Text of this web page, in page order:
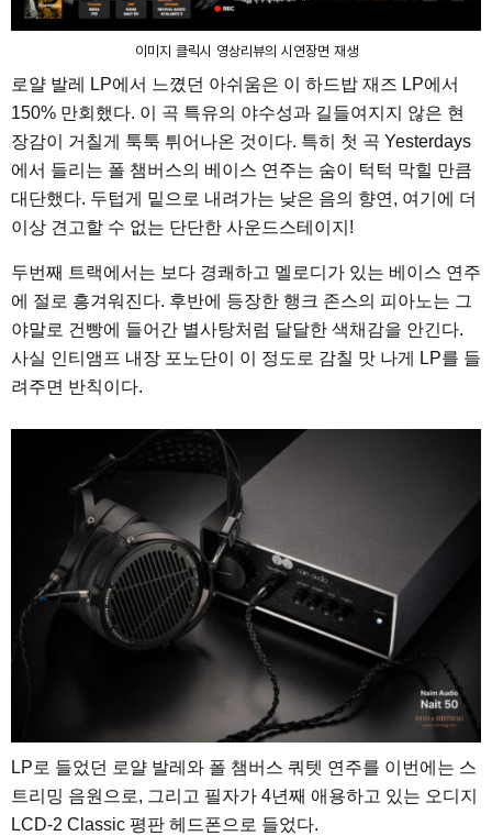
이미지 클릭시 영상리뷰의 시연장면 재생
로얄 발레 LP에서 느꼈던 아쉬움은 이 하드밥 재즈 LP에서
150% 만회했다. 이 곡 특유의 야수성과 길들여지지 않은 현
장감이 거칠게 툭툭 튀어나온 것이다. 특히 첫 곡 Yesterdays
에서 들리는 폴 챔버스의 베이스 연주는 숨이 턱턱 막힐 만큼
대단했다. 두텁게 밑으로 내려가는 낮은 음의 향연, 여기에 더
이상 견고할 수 없는 단단한 사운드스테이지!
두번째 트랙에서는 보다 경쾌하고 멜로디가 있는 베이스 연주
에 절로 흥겨워진다. 후반에 등장한 행크 존스의 피아노는 그
야말로 건빵에 들어간 별사탕처럼 달달한 색채감을 안긴다.
사실 인티앰프 내장 포노단이 이 정도로 감칠 맛 나게 LP를 들
려주면 반칙이다.
LP로 들었던 로얄 발레와 폴 챔버스 쿼텟 연주를 이번에는 스
트리밍 음원으로, 그리고 필자가 4년째 애용하고 있는 오디지
LCD-2 Classic 평판 헤드폰으로 들었다.